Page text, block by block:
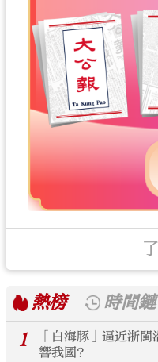
熱榜
時間鏈
1
「白海豚」逼近浙
響我國？